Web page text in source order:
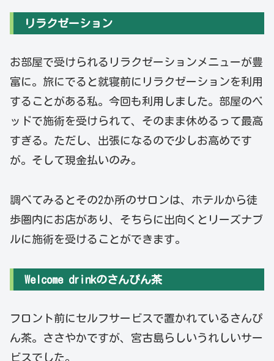
リラクゼーション
お部屋で受けられるリラクゼーションメニューが豊
富に。旅にでると就寝前にリラクゼーションを利用
することがある私。今回も利用しました。部屋のベ
ッドで施術を受けられて、そのまま休めるって最高
すぎる。ただし、出張になるので少しお高めです
が。そして現金払いのみ。
調べてみるとその2か所のサロンは、ホテルから徒
歩圏内にお店があり、そちらに出向くとリーズナブ
ルに施術を受けることができます。
Welcome drinkのさんぴん茶
フロント前にセルフサービスで置かれているさんぴ
ん茶。ささやかですが、宮古島らしいうれしいサー
ビスでした。